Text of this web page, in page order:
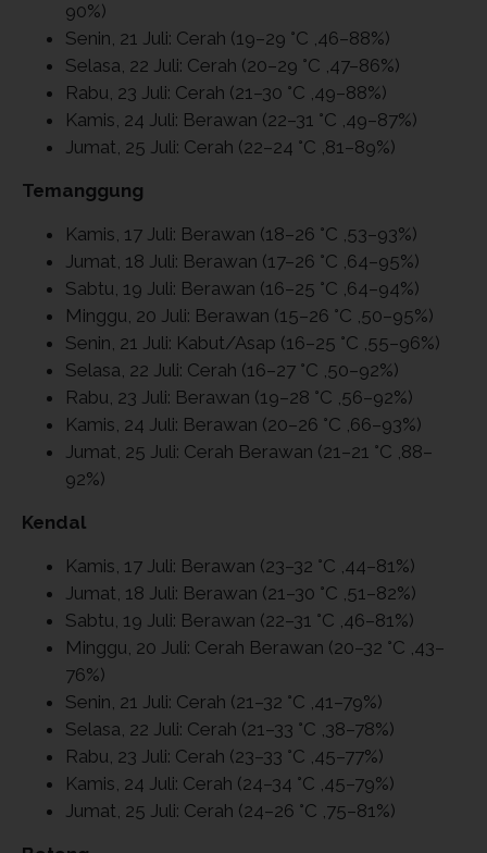
90%)
Senin, 21 Juli: Cerah (19–29 °C ,46–88%)
Selasa, 22 Juli: Cerah (20–29 °C ,47–86%)
Rabu, 23 Juli: Cerah (21–30 °C ,49–88%)
Kamis, 24 Juli: Berawan (22–31 °C ,49–87%)
Jumat, 25 Juli: Cerah (22–24 °C ,81–89%)
Temanggung
Kamis, 17 Juli: Berawan (18–26 °C ,53–93%)
Jumat, 18 Juli: Berawan (17–26 °C ,64–95%)
Sabtu, 19 Juli: Berawan (16–25 °C ,64–94%)
Minggu, 20 Juli: Berawan (15–26 °C ,50–95%)
Senin, 21 Juli: Kabut/Asap (16–25 °C ,55–96%)
Selasa, 22 Juli: Cerah (16–27 °C ,50–92%)
Rabu, 23 Juli: Berawan (19–28 °C ,56–92%)
Kamis, 24 Juli: Berawan (20–26 °C ,66–93%)
Jumat, 25 Juli: Cerah Berawan (21–21 °C ,88–
92%)
Kendal
Kamis, 17 Juli: Berawan (23–32 °C ,44–81%)
Jumat, 18 Juli: Berawan (21–30 °C ,51–82%)
Sabtu, 19 Juli: Berawan (22–31 °C ,46–81%)
Minggu, 20 Juli: Cerah Berawan (20–32 °C ,43–
76%)
Senin, 21 Juli: Cerah (21–32 °C ,41–79%)
Selasa, 22 Juli: Cerah (21–33 °C ,38–78%)
Rabu, 23 Juli: Cerah (23–33 °C ,45–77%)
Kamis, 24 Juli: Cerah (24–34 °C ,45–79%)
Jumat, 25 Juli: Cerah (24–26 °C ,75–81%)